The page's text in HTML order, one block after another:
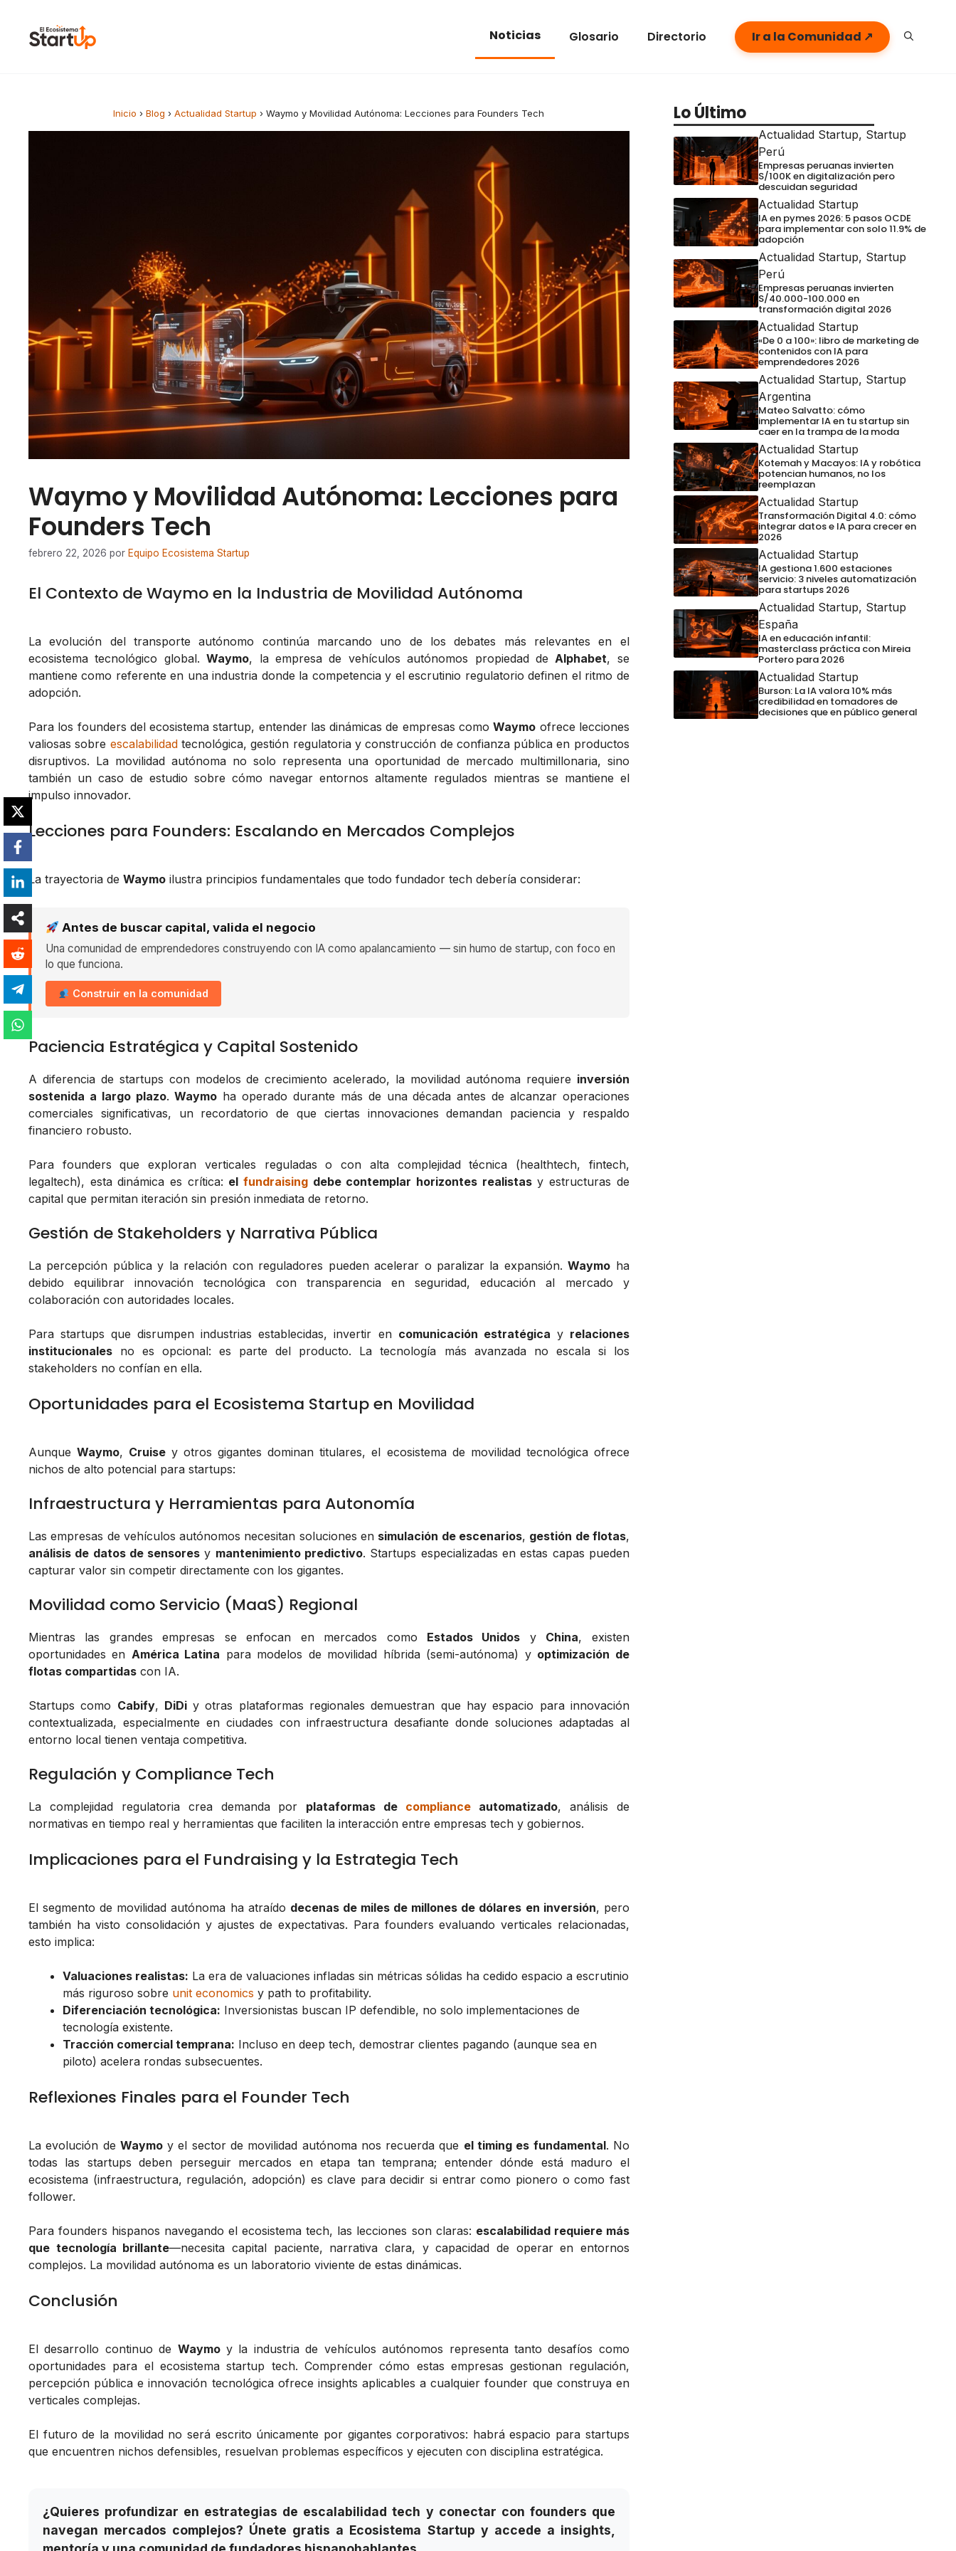
Noticias Glosario Directorio Ir a la Comunidad ↗
Inicio › Blog › Actualidad Startup › Waymo y Movilidad Autónoma: Lecciones para Founders Tech
Waymo y Movilidad Autónoma: Lecciones para
Founders Tech
febrero 22, 2026 por Equipo Ecosistema Startup
El Contexto de Waymo en la Industria de Movilidad Autónoma
La evolución del transporte autónomo continúa marcando uno de los debates más relevantes en el
ecosistema tecnológico global.Waymo, la empresa de vehículos autónomos propiedad deAlphabet, se
mantiene como referente en una industria donde la competencia y el escrutinio regulatorio definen el ritmo de
adopción.
Para los founders del ecosistema startup, entender las dinámicas de empresas comoWaymo ofrece lecciones
valiosas sobre escalabilidadtecnológica, gestión regulatoria y construcción de confianza pública en productos
disruptivos. La movilidad autónoma no solo representa una oportunidad de mercado multimillonaria, sino
también un caso de estudio sobre cómo navegar entornos altamente regulados mientras se mantiene el
impulso innovador.
Lecciones para Founders: Escalando en Mercados Complejos
La trayectoria de Waymo ilustra principios fundamentales que todo fundador tech debería considerar:
Antes de buscar capital, valida el negocio
Una comunidad de emprendedores construyendo con IA como apalancamiento — sin humo de startup, con foco en
lo que funciona.
Construir en la comunidad
Paciencia Estratégica y Capital Sostenido
A diferencia de startups con modelos de crecimiento acelerado, la movilidad autónoma requiere inversión
sostenida a largo plazo.Waymo ha operado durante más de una década antes de alcanzar operaciones
comerciales significativas, un recordatorio de que ciertas innovaciones demandan paciencia y respaldo
financiero robusto.
Para founders que exploran verticales reguladas o con alta complejidad técnica (healthtech, fintech,
legaltech), esta dinámica es crítica: elfundraising debe contemplar horizontes realistasy estructuras de
capital que permitan iteración sin presión inmediata de retorno.
Gestión de Stakeholders y Narrativa Pública
La percepción pública y la relación con reguladores pueden acelerar o paralizar la expansión.Waymo ha
debido equilibrar innovación tecnológica con transparencia en seguridad, educación al mercado y
colaboración con autoridades locales.
Para startups que disrumpen industrias establecidas, invertir en comunicación estratégica y relaciones
institucionales no es opcional: es parte del producto. La tecnología más avanzada no escala si los
stakeholders no confían en ella.
Oportunidades para el Ecosistema Startup en Movilidad
AunqueWaymo, Cruise y otros gigantes dominan titulares, el ecosistema de movilidad tecnológica ofrece
nichos de alto potencial para startups:
Infraestructura y Herramientas para Autonomía
Las empresas de vehículos autónomos necesitan soluciones en simulación de escenarios, gestión de flotas,
análisis de datos de sensores y mantenimiento predictivo. Startups especializadas en estas capas pueden
capturar valor sin competir directamente con los gigantes.
Movilidad como Servicio (MaaS) Regional
Mientras las grandes empresas se enfocan en mercados como Estados Unidos y China, existen
oportunidades en América Latina para modelos de movilidad híbrida (semi-autónoma) y optimización de
flotas compartidas con IA.
Startups como Cabify, DiDiy otras plataformas regionales demuestran que hay espacio para innovación
contextualizada, especialmente en ciudades con infraestructura desafiante donde soluciones adaptadas al
entorno local tienen ventaja competitiva.
Regulación y Compliance Tech
La complejidad regulatoria crea demanda por plataformas de compliance automatizado, análisis de
normativas en tiempo real y herramientas que faciliten la interacción entre empresas tech y gobiernos.
Implicaciones para el Fundraising y la Estrategia Tech
El segmento de movilidad autónoma ha atraído decenas de miles de millones de dólares en inversión, pero
también ha visto consolidación y ajustes de expectativas. Para founders evaluando verticales relacionadas,
esto implica:
Valuaciones realistas: La era de valuaciones infladas sin métricas sólidas ha cedido espacio a escrutinio
más riguroso sobre unit economics y path to profitability.
Diferenciación tecnológica: Inversionistas buscan IP defendible, no solo implementaciones de
tecnología existente.
Tracción comercial temprana: Incluso en deep tech, demostrar clientes pagando (aunque sea en
piloto) acelera rondas subsecuentes.
Reflexiones Finales para el Founder Tech
La evolución de Waymoy el sector de movilidad autónoma nos recuerda que el timing es fundamental. No
todas las startups deben perseguir mercados en etapa tan temprana; entender dónde está maduro el
ecosistema (infraestructura, regulación, adopción) es clave para decidir si entrar como pionero o como fast
follower.
Para founders hispanos navegando el ecosistema tech, las lecciones son claras: escalabilidad requiere más
que tecnología brillante—necesita capital paciente, narrativa clara, y capacidad de operar en entornos
complejos. La movilidad autónoma es un laboratorio viviente de estas dinámicas.
Conclusión
El desarrollo continuo de Waymoy la industria de vehículos autónomos representa tanto desafíos como
oportunidades para el ecosistema startup tech. Comprender cómo estas empresas gestionan regulación,
percepción pública e innovación tecnológica ofrece insights aplicables a cualquier founder que construya en
verticales complejas.
El futuro de la movilidad no será escrito únicamente por gigantes corporativos: habrá espacio para startups
que encuentren nichos defensibles, resuelvan problemas específicos y ejecuten con disciplina estratégica.
¿Quieres profundizar en estrategias de escalabilidad tech y conectar con founders que
navegan mercados complejos? Únete gratis a Ecosistema Startup y accede a insights,
Lo Último
Actualidad Startup, Startup
Perú
Empresas peruanas invierten
S/100K en digitalización pero
descuidan seguridad
Actualidad Startup
IA en pymes 2026: 5 pasos OCDE
para implementar con solo 11.9% de
adopción
Actualidad Startup, Startup
Perú
Empresas peruanas invierten
S/40.000-100.000 en
transformación digital 2026
Actualidad Startup
«De 0 a 100»: libro de marketing de
contenidos con IA para
emprendedores 2026
Actualidad Startup, Startup
Argentina
Mateo Salvatto: cómo
implementar IA en tu startup sin
caer en la trampa de la moda
Actualidad Startup
Kotemah y Macayos: IA y robótica
potencian humanos, no los
reemplazan
Actualidad Startup
Transformación Digital 4.0: cómo
integrar datos e IA para crecer en
2026
Actualidad Startup
IA gestiona 1.600 estaciones
servicio: 3 niveles automatización
para startups 2026
Actualidad Startup, Startup
España
IA en educación infantil:
masterclass práctica con Mireia
Portero para 2026
Actualidad Startup
Burson: La IA valora 10% más
credibilidad en tomadores de
decisiones que en público general